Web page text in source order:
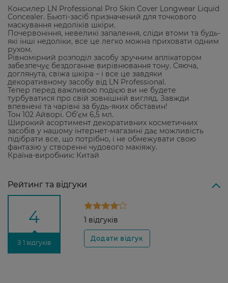
Консилер LN Professional Pro Skin Cover Longwear Liquid
Concealer. Бьюті-засіб призначений для точкового
маскування недоліків шкіри.
Почервоніння, невеликі запалення, сліди втоми та будь-
які інші недоліки, все це легко можна приховати одним
рухом.
Рівномірний розподіл засобу зручним аплікатором
забезпечує бездоганне вирівнювання тону. Сяюча,
доглянута, свіжа шкіра – і все це завдяки
декоративному засобу від LN Professional.
Тепер перед важливою подією ви не будете
турбуватися про свій зовнішній вигляд. Завжди
впевнені та чарівні за будь-яких обставин!
Тон 102 Айворі. Об'єм 6,5 мл.
Широкий асортимент декоративних косметичних
засобів у нашому інтернет-магазині дає можливість
підібрати все, що потрібно, і не обмежувати свою
фантазію у створенні чудового макіяжу.
Країна-виробник: Китай
Рейтинг та відгуки
4
З 1 відгуків
1 відгуків